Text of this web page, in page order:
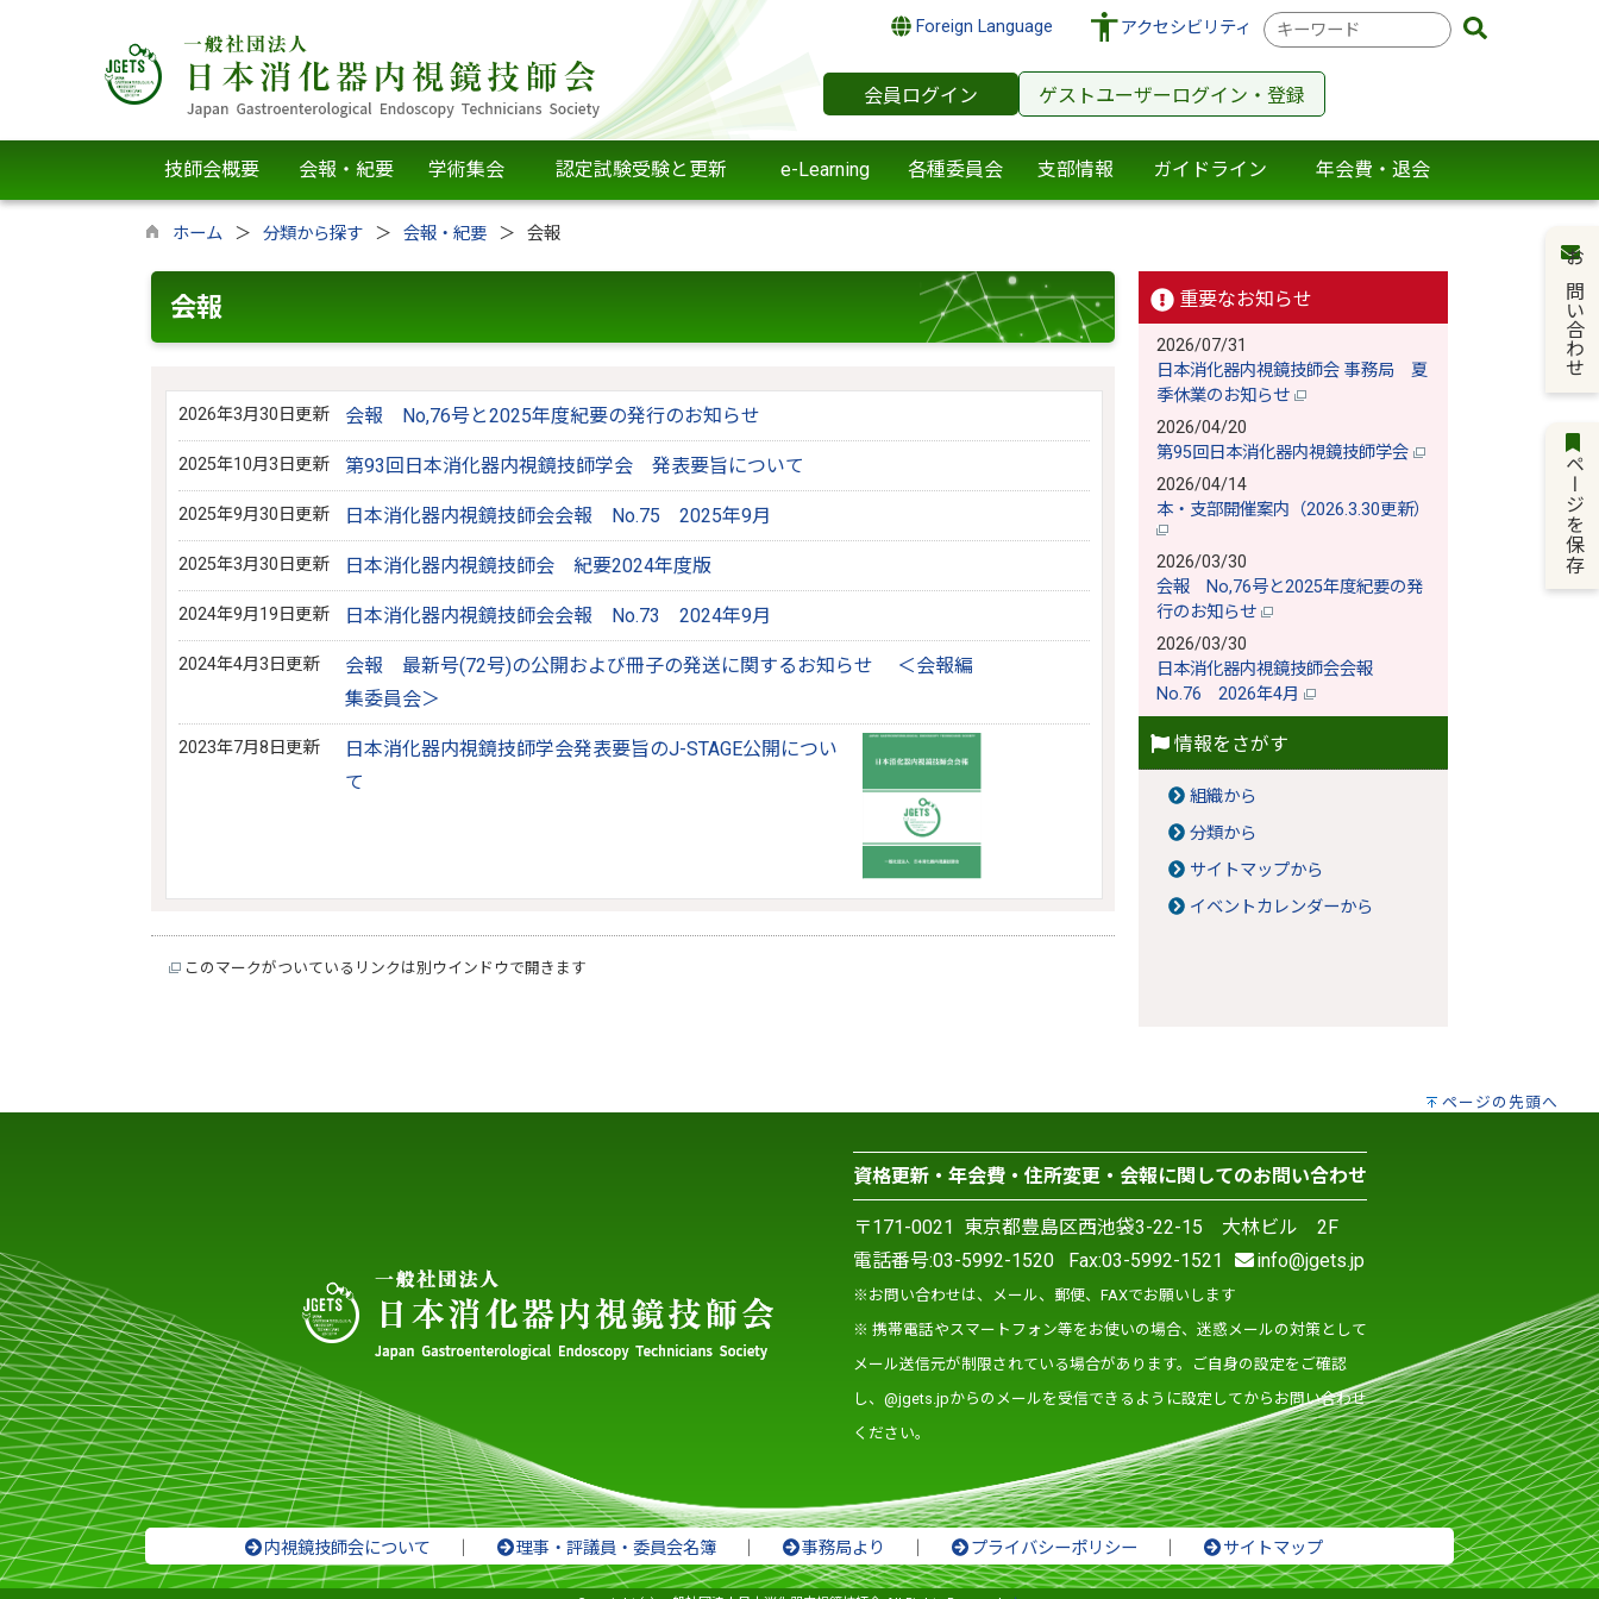
Foreign Language アクセシビリティ
検
索
キ
ー
ド
会員ログイン ゲストユーザーログイン・登録
技師会概要 会報・紀要 学術集会 認定試験受験と更新 e-Learning 各種委員会 支部情報 ガイドライン 年会費・退会
お問い合わせ
ホーム 分類から探す 会報・紀要 会報
会報
2026年3月30日更新 会報 No,76号と2025年度紀要の発行のお知らせ
2025年10月3日更新 第93回日本消化器内視鏡技師学会 発表要旨について
2025年9月30日更新 日本消化器内視鏡技師会会報 No.75 2025年9月
2025年3月30日更新 日本消化器内視鏡技師会 紀要2024年度版
2024年9月19日更新 日本消化器内視鏡技師会会報 No.73 2024年9月
2024年4月3日更新
会報 最新号(72号)の公開および冊子の発送に関するお知らせ ＜会報編
集委員会＞
2023年7月8日更新
日本消化器内視鏡技師学会発表要旨のJ-STAGE公開につい
て
このマークがついているリンクは別ウインドウで開きます
重要なお知らせ
2026/07/31
日本消化器内視鏡技師会 事務局 夏
季休業のお知らせ
2026/04/20
第95回日本消化器内視鏡技師学会
2026/04/14
本・支部開催案内（2026.3.30更新）
2026/03/30
会報 No,76号と2025年度紀要の発
行のお知らせ
2026/03/30
日本消化器内視鏡技師会会報
No.76 2026年4月
情報をさがす
組織から
分類から
サイトマップから
イベントカレンダーから
ページの先頭へ
資格更新・年会費・住所変更・会報に関してのお問い合わせ
〒171-0021 東京都豊島区西池袋3-22-15 大林ビル 2F
電話番号:03-5992-1520 Fax:03-5992-1521 info@jgets.jp
※お問い合わせは、メール、郵便、FAXでお願いします
※ 携帯電話やスマートフォン等をお使いの場合、迷惑メールの対策として
メール送信元が制限されている場合があります。ご自身の設定をご確認
し、@jgets.jpからのメールを受信できるように設定してからお問い合わせ
ください。
内視鏡技師会について 理事・評議員・委員会名簿 事務局より プライバシーポリシー サイトマップ
ページを保存